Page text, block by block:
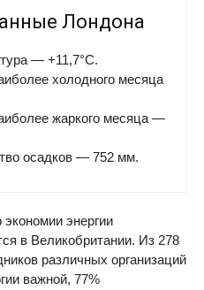
Лондона
— +11,7°C.
холодного месяца
жаркого месяца —
осадков — 752 мм.
энергии
в Великобритании. Из 278
различных организаций
важной, 77%